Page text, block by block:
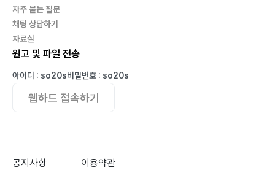
part.3 아버지의 나라가 오시며
1장 | 하늘나라(天國) : 마음으로 보는 세계
국회의원과 목사 | 말기 암에 비유되는 인대 손상 | 내 주
먼저 해야 할 일 : 나중에 해야 할 일이 없다 | 잇몸이 아프
자주 묻는 질문
채팅 상담하기
자료실
원고 및 파일 전송
아이디 : so20s비밀번호 : so20s
웹하드 접속하기
공지사항
이용약관